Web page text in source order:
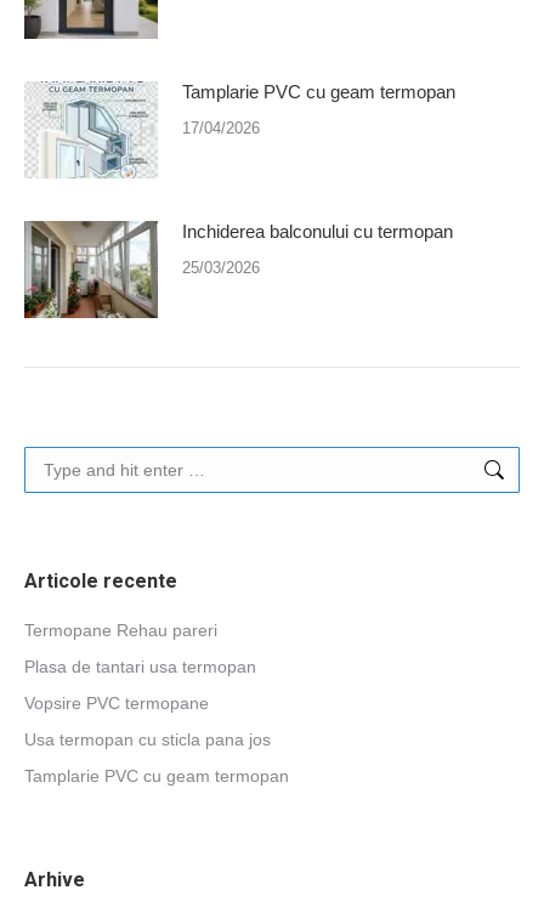
Tamplarie PVC cu geam termopan
17/04/2026
Inchiderea balconului cu termopan
25/03/2026
Search:
Articole recente
Termopane Rehau pareri
Plasa de tantari usa termopan
Vopsire PVC termopane
Usa termopan cu sticla pana jos
Tamplarie PVC cu geam termopan
Arhive